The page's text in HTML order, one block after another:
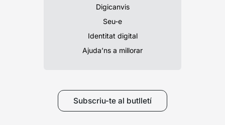
Digicanvis
Seu-e
Identitat digital
Ajuda’ns a millorar
Subscriu-te al butlletí